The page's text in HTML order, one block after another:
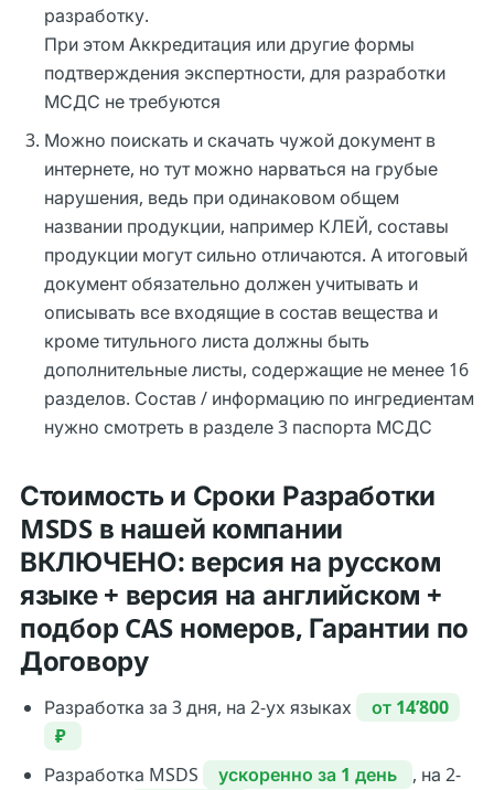
разработку.
При этом Аккредитация или другие формы
подтверждения экспертности, для разработки
МСДС не требуются
Можно поискать и скачать чужой документ в
интернете, но тут можно нарваться на грубые
нарушения, ведь при одинаковом общем
названии продукции, например КЛЕЙ, составы
продукции могут сильно отличаются. А итоговый
документ обязательно должен учитывать и
описывать все входящие в состав вещества и
кроме титульного листа должны быть
дополнительные листы, содержащие не менее 16
разделов. Состав / информацию по ингредиентам
нужно смотреть в разделе 3 паспорта МСДС
Стоимость и Сроки Разработки
MSDS в нашей компании
ВКЛЮЧЕНО: версия на русском
языке + версия на английском +
подбор CAS номеров, Гарантии по
Договору
Разработка за 3 дня, на 2-ух языках
от 14’800
₽
Разработка MSDS
ускоренно за 1 день
, на 2-